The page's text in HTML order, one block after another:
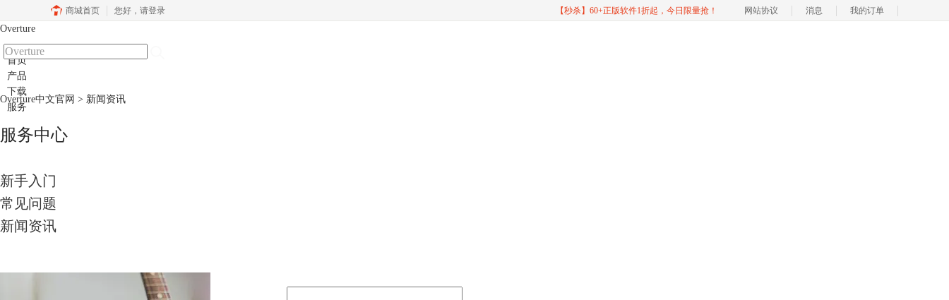
商城首页 您好， 请登录 【秒杀】60+正版软件1折起，今日限量抢！ 网站协议 消息 我的订单
Overture
首页
产品
下载
服务
Overture中文官网 > 新闻资讯
服务中心
新手入门
常见问题
新闻资讯